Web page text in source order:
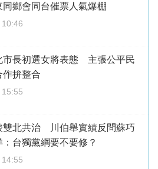
鄉會同台催票人氣爆棚
市長初選女將表態 主張公平民
作拚整合
雙北共治 川伯舉實績反問蘇巧
台獨黨綱要不要修？